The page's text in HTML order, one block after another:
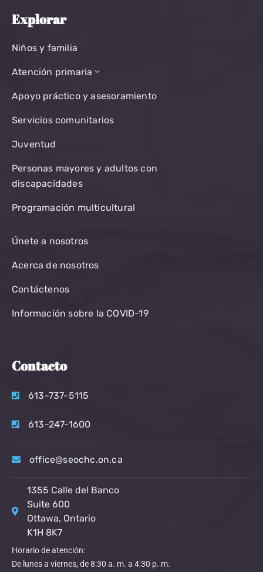
Explorar
Niños y familia
Atención primaria
Apoyo práctico y asesoramiento
Servicios comunitarios
Juventud
Personas mayores y adultos con
discapacidades
Programación multicultural
Únete a nosotros
Acerca de nosotros
Contáctenos
Información sobre la COVID-19
Contacto
613-737-5115
613-247-1600
office@seochc.on.ca
1355 Calle del Banco
Suite 600
Ottawa, Ontario
K1H 8K7
Horario de atención:
De lunes a viernes, de 8:30 a. m. a 4:30 p. m.